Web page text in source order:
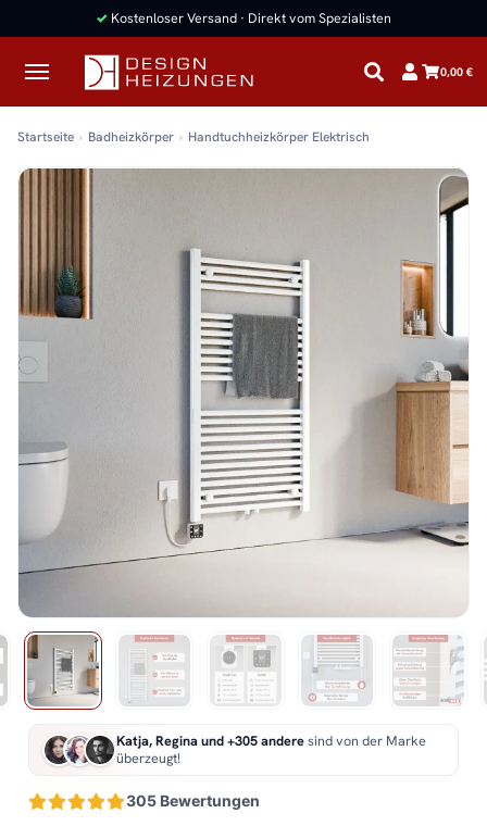
✓ Kostenloser Versand · Direkt vom Spezialisten
0,00 €
Startseite Badheizkörper Handtuchheizkörper Elektrisch
305 Bewertungen
Katja, Regina und +305 anderesind von der Marke
überzeugt!